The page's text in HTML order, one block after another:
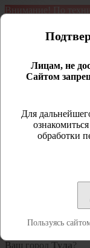
Внимание! По
является
Открыть сайдбар
Личный
Закрыть
Посмотреть все
Ваш город Тула ?
Лицам, не
Сайтом
Для
обработки
Пользуясь